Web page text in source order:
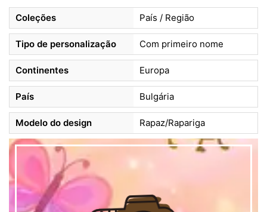
Coleções País / Região
Tipo de personalização Com primeiro nome
Continentes Europa
País Bulgária
Modelo do design Rapaz/Rapariga